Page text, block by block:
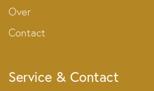
Over
Contact
Service & Contact